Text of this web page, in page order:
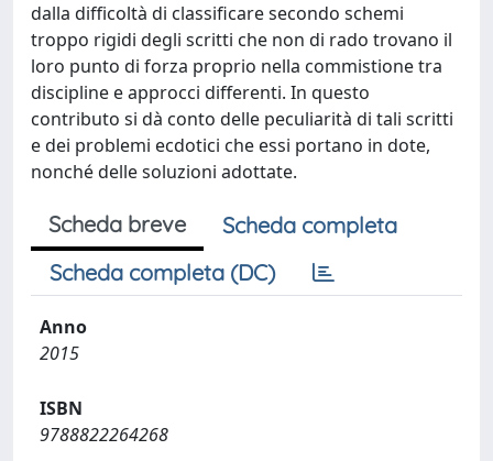
dalla difficoltà di classificare secondo schemi
troppo rigidi degli scritti che non di rado trovano il
loro punto di forza proprio nella commistione tra
discipline e approcci differenti. In questo
contributo si dà conto delle peculiarità di tali scritti
e dei problemi ecdotici che essi portano in dote,
nonché delle soluzioni adottate.
Scheda breve
Scheda completa
Scheda completa (DC)
Anno
2015
ISBN
9788822264268